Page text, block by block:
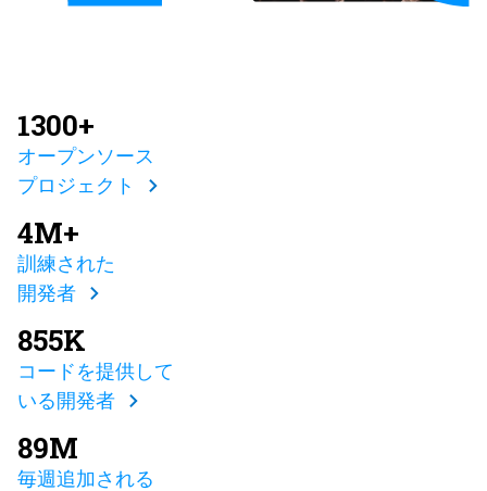
1300+
オープンソース
プロジェクト
4M+
訓練された
開発者
855K
コードを提供して
いる開発者
89M
毎週追加される